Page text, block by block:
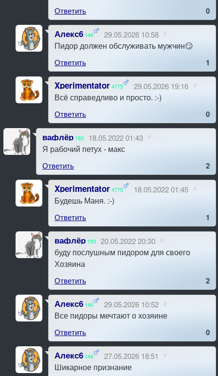
Ответить 0
Алекс6 146 29.05.2026 10:58 #
Пидор должен обслуживать мужчин😏
Ответить 1
Xperimentator4775 29.05.2026 19:16 #
Всё справедливо и просто. :-)
Ответить 0
вафлёр 193 18.05.2022 01:43 #
Я рабочий петух - макс
Ответить 2
Xperimentator4775 18.05.2022 01:45 #
Будешь Маня. :-)
Ответить 1
вафлёр 193 20.05.2022 20:30 #
буду послушным пидором для своего
Хозяина
Ответить 2
Алекс6 146 29.05.2026 10:52 #
Все пидоры мечтают о хозяине
Ответить 0
Алекс6 146 27.05.2026 18:51 #
Шикарное признание